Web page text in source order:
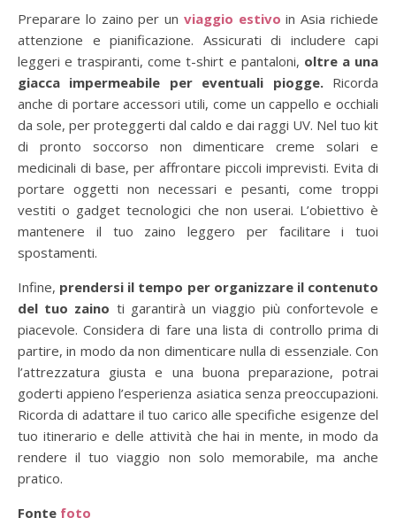
Preparare lo zaino per un viaggio estivo in Asia richiede
attenzione e pianificazione. Assicurati di includere capi
leggeri e traspiranti, come t-shirt e pantaloni, oltre a una
giacca impermeabile per eventuali piogge.Ricorda
anche di portare accessori utili, come un cappello e occhiali
da sole, per proteggerti dal caldo e dai raggi UV. Nel tuo kit
di pronto soccorso non dimenticare creme solari e
medicinali di base, per affrontare piccoli imprevisti. Evita di
portare oggetti non necessari e pesanti, come troppi
vestiti o gadget tecnologici che non userai. L’obiettivo è
mantenere il tuo zaino leggero per facilitare i tuoi
spostamenti.
Infine, prendersi il tempo per organizzare il contenuto
del tuo zaino ti garantirà un viaggio più confortevole e
piacevole. Considera di fare una lista di controllo prima di
partire, in modo da non dimenticare nulla di essenziale. Con
l’attrezzatura giusta e una buona preparazione, potrai
goderti appieno l’esperienza asiatica senza preoccupazioni.
Ricorda di adattare il tuo carico alle specifiche esigenze del
tuo itinerario e delle attività che hai in mente, in modo da
rendere il tuo viaggio non solo memorabile, ma anche
pratico.
Fonte foto